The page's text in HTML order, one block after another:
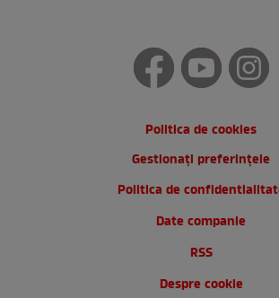
Politica de cookies
Gestionați preferințele
Politica de
Date companie
RSS
Despre cookie